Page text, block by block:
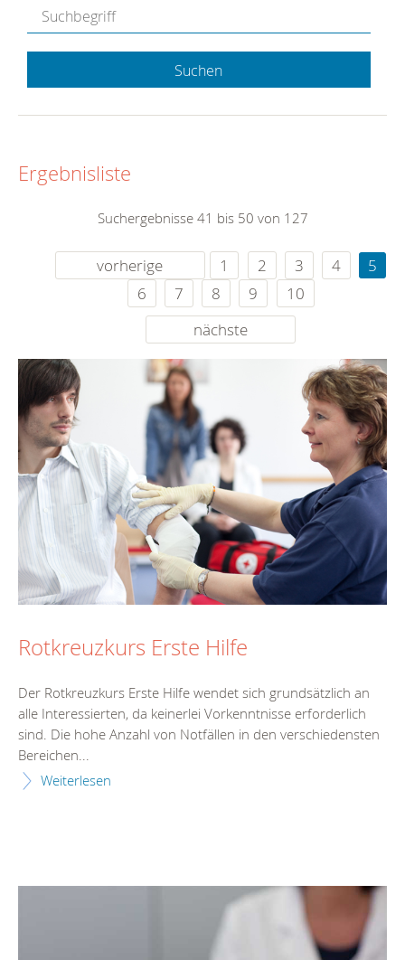
Suchen
Ergebnisliste
Suchergebnisse 41 bis 50 von 127
vorherige 1 2 3 4
5
6
7 8 9
10
nächste
Rotkreuzkurs Erste Hilfe
Der Rotkreuzkurs Erste Hilfe wendet sich grundsätzlich an
alle Interessierten, da keinerlei Vorkenntnisse erforderlich
sind. Die hohe Anzahl von Notfällen in den verschiedensten
Bereichen...
Weiterlesen